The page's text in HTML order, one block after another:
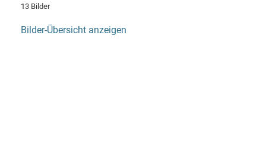
13 Bilder
Bilder-Übersicht anzeigen